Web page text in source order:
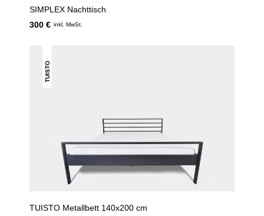
SIMPLEX Nachttisch
300 € inkl. MwSt.
TUISTO
TUISTO Metallbett 140x200 cm